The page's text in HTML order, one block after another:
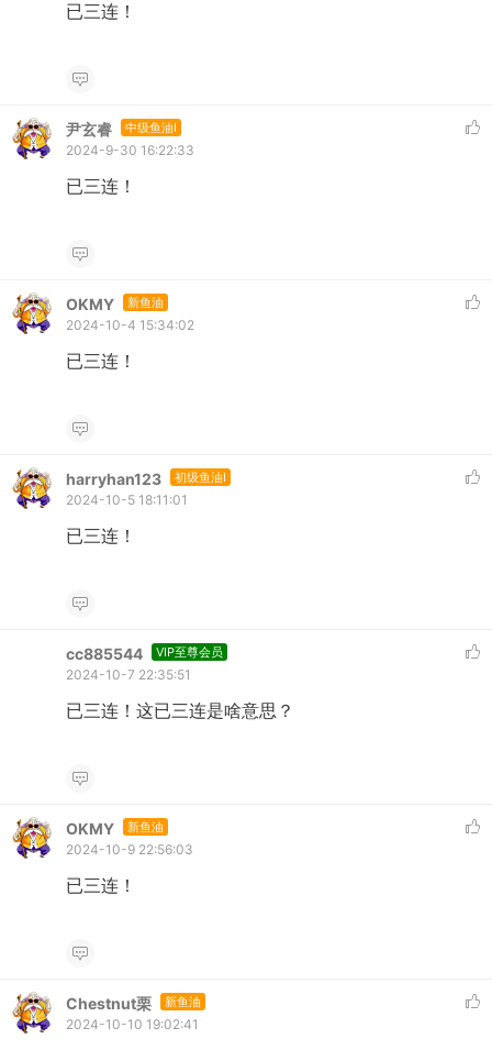
已三连！
尹玄睿 中级鱼油I
2024-9-30 16:22:33
已三连！
OKMY 新鱼油
2024-10-4 15:34:02
已三连！
harryhan123 初级鱼油I
2024-10-5 18:11:01
已三连！
cc885544 VIP至尊会员
2024-10-7 22:35:51
已三连！这已三连是啥意思？
OKMY 新鱼油
2024-10-9 22:56:03
已三连！
Chestnut栗 新鱼油
2024-10-10 19:02:41